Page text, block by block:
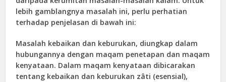
lebih gamblangnya masalah ini, perlu perhatian
terhadap penjelasan di bawah ini:
Masalah kebaikan dan keburukan, diungkap dalam
hubungannya dengan maqam penetapan dan maqam
kenyataan. Dalam maqam kenyataan dibicarakan
tentang kebaikan dan keburukan zâti (esensial),